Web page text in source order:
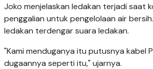
Joko menjelaskan ledakan terjadi saat
penggalian untuk pengelolaan air
ledakan terdengar suara ledakan.
"Kami menduganya itu putusnya kabel
dugaannya seperti itu," ujarnya.